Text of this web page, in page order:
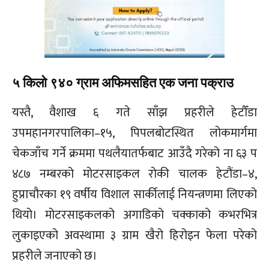
५ किलो ९४० ग्राम अफिमसहित एक जना पक्राउ
यस्तै, वैशाख ६ गते साँझ प्रहरीले हेटौँडा
उपमहानगरपालिका–१५, पिपलबोटस्थित लोकमार्गमा
चेकजाँच गर्ने क्रममा पथलैयातर्फबाट आउँदै गरेको ना ६३ प
४८७ नम्बरको मोटरसाइकल रोकी चालक हेटौंडा–४,
हुप्राचौरका १९ वर्षीय विशाल सार्कीलाई नियन्त्रणमा लिएको
थियो। मोटरसाइकलको अगाडिको चक्काको कभरभित्र
लुकाइएको अवस्थामा ३ ग्राम खैरो हिरोइन फेला परेको
प्रहरीले जनाएको छ।